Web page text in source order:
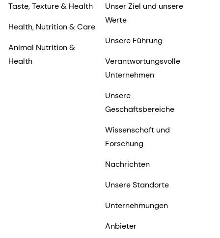
Taste, Texture & Health
Health, Nutrition & Care
Animal Nutrition &
Health
Unser Ziel und unsere
Werte
Unsere Führung
Verantwortungsvolle
Unternehmen
Unsere
Geschäftsbereiche
Wissenschaft und
Forschung
Nachrichten
Unsere Standorte
Unternehmungen
Anbieter